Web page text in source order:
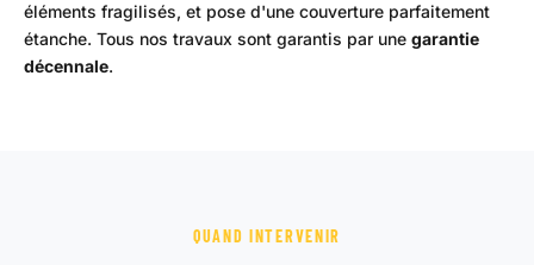
éléments fragilisés, et pose d'une couverture parfaitement
étanche. Tous nos travaux sont garantis par une garantie
décennale.
QUAND INTERVENIR